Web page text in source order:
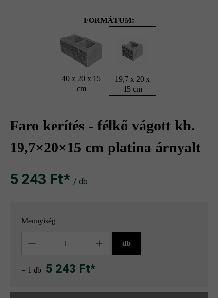
FORMÁTUM:
40 x 20 x 15
cm
19,7 x 20 x
15 cm
Faro kerítés - félkő vágott kb.
19,7×20×15 cm platina árnyalt
5 243 Ft‎‎‎* / db
Mennyiség
db
= 1 db 5 243 Ft*